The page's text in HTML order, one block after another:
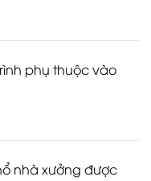
phụ thuộc vào
nhà xưởng được